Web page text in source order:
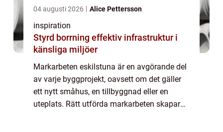
04 augusti 2026 Alice Pettersson
inspiration
Styrd borrning effektiv infrastruktur i
känsliga miljöer
Markarbeten eskilstuna är en avgörande del
av varje byggprojekt, oavsett om det gäller
ett nytt småhus, en tillbyggnad eller en
uteplats. Rätt utförda markarbeten skapar